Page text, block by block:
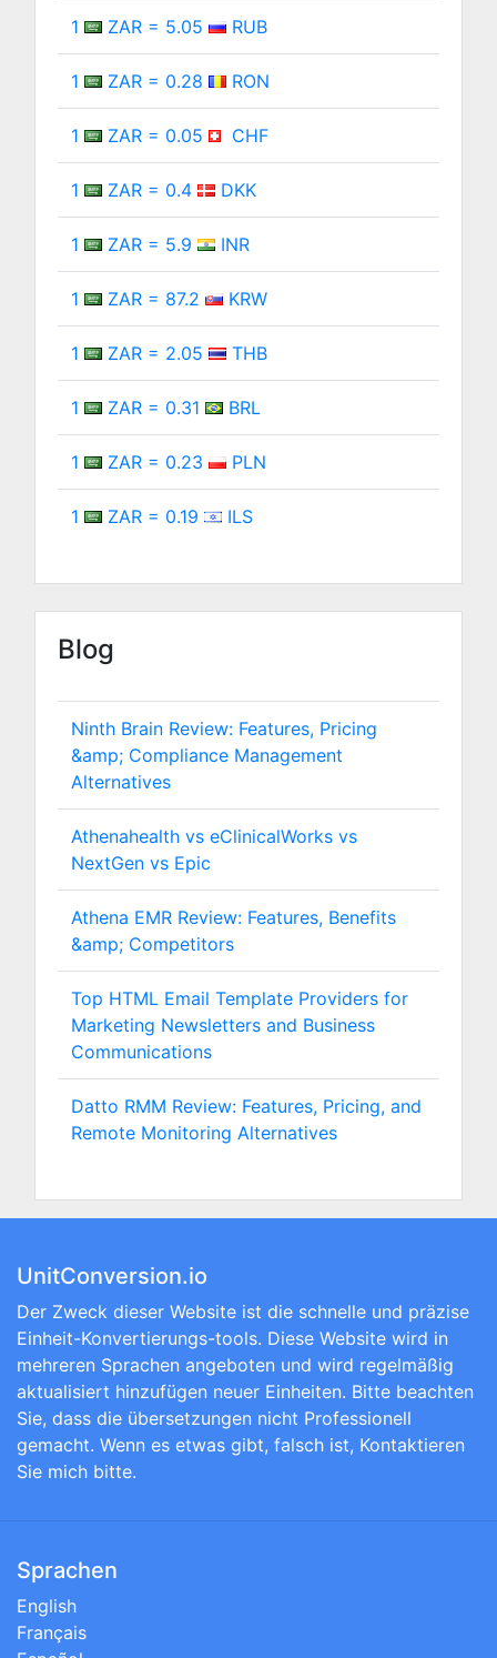
1 ZAR = 5.05 RUB
1 ZAR = 0.28 RON
1 ZAR = 0.05 CHF
1 ZAR = 0.4 DKK
1 ZAR = 5.9 INR
1 ZAR = 87.2 KRW
1 ZAR = 2.05 THB
1 ZAR = 0.31 BRL
1 ZAR = 0.23 PLN
1 ZAR = 0.19 ILS
Blog
Ninth Brain Review: Features, Pricing
&amp; Compliance Management
Alternatives
Athenahealth vs eClinicalWorks vs
NextGen vs Epic
Athena EMR Review: Features, Benefits
&amp; Competitors
Top HTML Email Template Providers for
Marketing Newsletters and Business
Communications
Datto RMM Review: Features, Pricing, and
Remote Monitoring Alternatives
UnitConversion.io
Der Zweck dieser Website ist die schnelle und präzise
Einheit-Konvertierungs-tools. Diese Website wird in
mehreren Sprachen angeboten und wird regelmäßig
aktualisiert hinzufügen neuer Einheiten. Bitte beachten
Sie, dass die übersetzungen nicht Professionell
gemacht. Wenn es etwas gibt, falsch ist, Kontaktieren
Sie mich bitte.
Sprachen
English
Français